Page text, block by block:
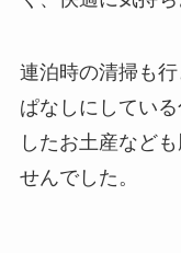
連泊時の清掃も
ぱなしにしてい
したお土産など
せんでした。